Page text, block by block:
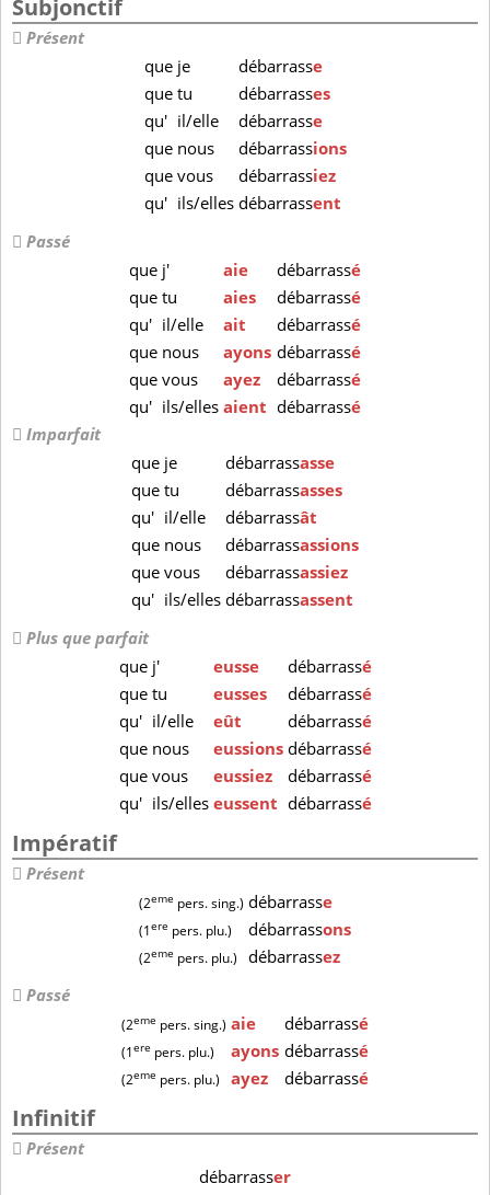
Subjonctif
Présent
que je débarrasse
que tu débarrasses
qu' il/elle débarrasse
que nous débarrassions
que vous débarrassiez
qu' ils/elles débarrassent
Passé
que j' aie débarrassé
quetu aies débarrassé
qu' il/elle ait débarrassé
que nous ayons débarrassé
quevous ayez débarrassé
qu' ils/ellesaient débarrassé
Imparfait
que je débarrassasse
quetu débarrassasses
qu' il/elle débarrassât
que nous débarrassassions
quevous débarrassassiez
qu' ils/ellesdébarrassassent
Plus que parfait
que j' eusse débarrassé
que tu eusses débarrassé
qu' il/elle eût débarrassé
que nous eussions débarrassé
que vous eussiez débarrassé
qu' ils/elles eussent débarrassé
Impératif
Présent
(2eme pers. sing.) débarrasse
(1ere pers. plu.) débarrassons
(2eme pers. plu.) débarrassez
Passé
(2eme pers. sing.) aie débarrassé
(1ere pers. plu.) ayons débarrassé
(2eme pers. plu.) ayez débarrassé
Infinitif
Présent
débarrasser